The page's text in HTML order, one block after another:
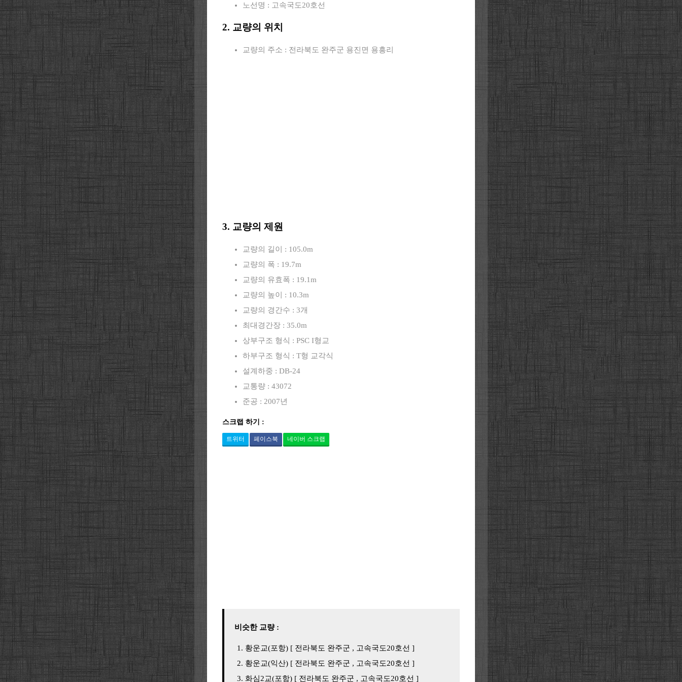
노선명 : 고속국도20호선
2. 교량의 위치
교량의 주소 : 전라북도 완주군 용진면 용흥리
3. 교량의 제원
교량의 길이 : 105.0m
교량의 폭 : 19.7m
교량의 유효폭 : 19.1m
교량의 높이 : 10.3m
교량의 경간수 : 3개
최대경간장 : 35.0m
상부구조 형식 : PSC I형교
하부구조 형식 : T형 교각식
설계하중 : DB-24
교통량 : 43072
준공 : 2007년
스크랩 하기 :
트위터 페이스북 네이버 스크랩
비슷한 교량 :
황운교(포항) [ 전라북도 완주군 , 고속국도20호선 ]
황운교(익산) [ 전라북도 완주군 , 고속국도20호선 ]
화심2교(포항) [ 전라북도 완주군 , 고속국도20호선 ]